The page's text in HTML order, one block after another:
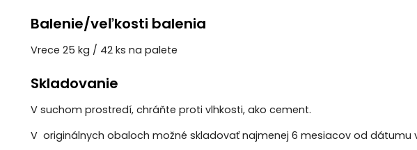
Balenie/veľkosti balenia
Vrece 25 kg / 42 ks na palete
Skladovanie
V suchom prostredí, chráňte proti vlhkosti, ako cement.
V originálnych obaloch možné skladovať najmenej 6 mesiacov od dátumu